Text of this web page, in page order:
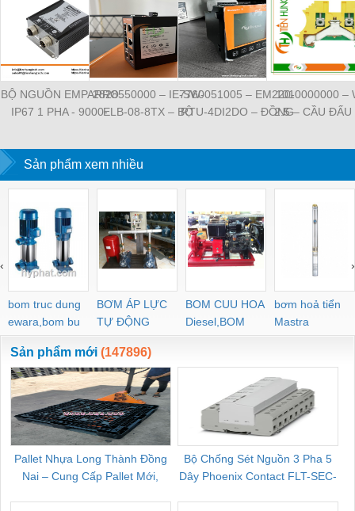
BỘ NGUỒN EMPARRO
IP67 1 PHA - 9000-
EMPARRO IP67
POWER SUPPLY 1-
PHASE
2828550000 – IE-SW-
ELB-08-8TX – BỘ
RJ45 – WEIDMULLER
7760051005 – EM220-
RTU-4DI2DO – ĐỒNG
ĐO ĐIỆN ÁP –
1010000000 –
2.5 – CẦU ĐẤU
Sản phẩm xem nhiều
bom truc dung
ewara,bom bu
ewara
BƠM ÁP LỰC
TỰ ĐỘNG
BOM CUU HOA
Diesel,BOM
CHUA CHAY
bơm hoả tiển
Mastra
‹ ›
Sản phẩm mới (147896)
Pallet Nhựa Long Thành Đồng
Nai – Cung Cấp Pallet Mới,
Bộ Chống Sét Nguồn 3 Pha 5
Dây Phoenix Contact FLT-SEC-